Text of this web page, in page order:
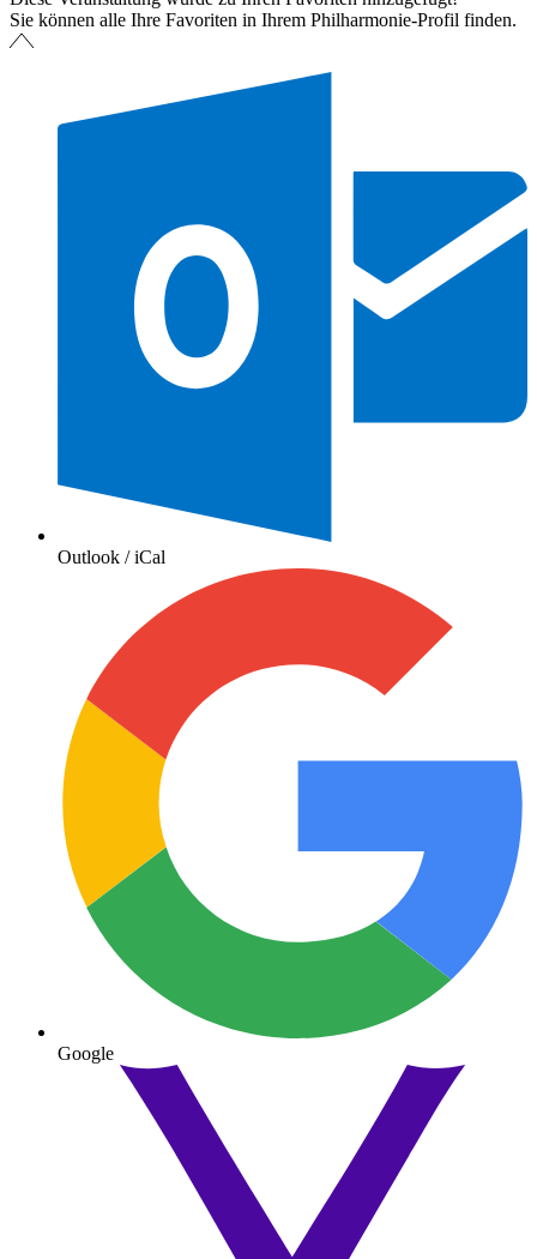
Sie können alle Ihre Favoriten in Ihrem Philharmonie-Profil finden.
Outlook / iCal
Google